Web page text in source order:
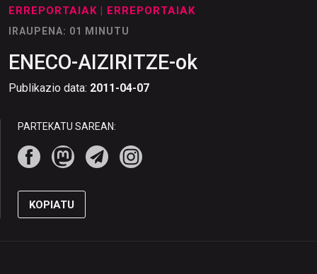
ERREPORTAIAK | ERREPORTAIAK
IRAUPENA: 01 MINUTU
ENECO-AIZIRITZE-ok
Publikazio data: 2011-04-07
PARTEKATU SAREAN:
KOPIATU